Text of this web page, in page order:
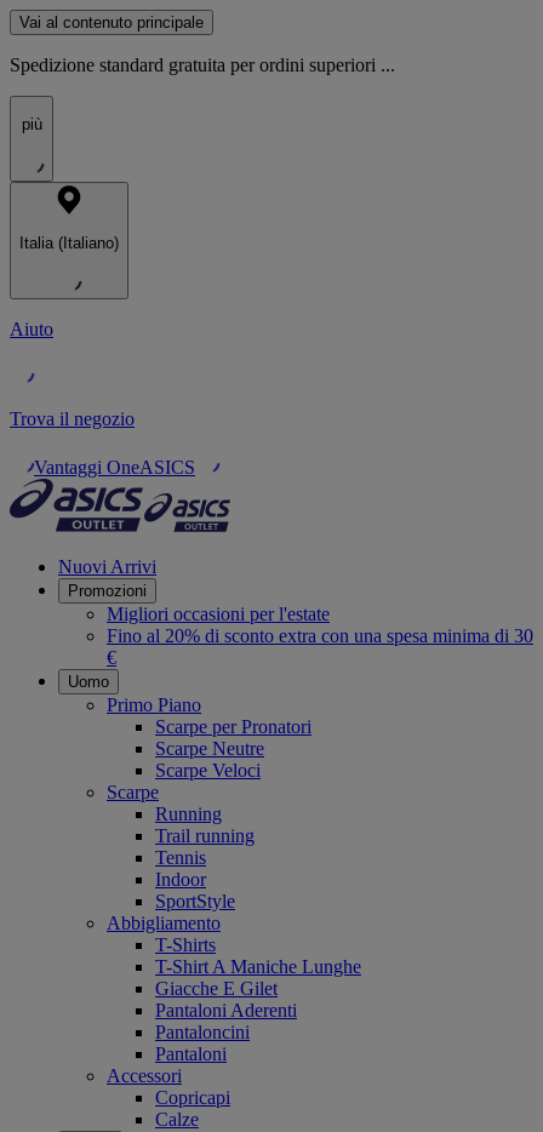
Vai al contenuto principale
Spedizione standard gratuita per ordini superiori ...
più
Italia (Italiano)
Aiuto
Trova il negozio
Vantaggi OneASICS
Nuovi Arrivi
Promozioni
Migliori occasioni per l'estate
Fino al 20% di sconto extra con una spesa minima di 30
€
Uomo
Primo Piano
Scarpe per Pronatori
Scarpe Neutre
Scarpe Veloci
Scarpe
Running
Trail running
Tennis
Indoor
SportStyle
Abbigliamento
T-Shirts
T-Shirt A Maniche Lunghe
Giacche E Gilet
Pantaloni Aderenti
Pantaloncini
Pantaloni
Accessori
Copricapi
Calze